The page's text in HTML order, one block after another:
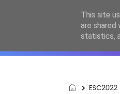
ESC2022
This site
are shared
statistics,